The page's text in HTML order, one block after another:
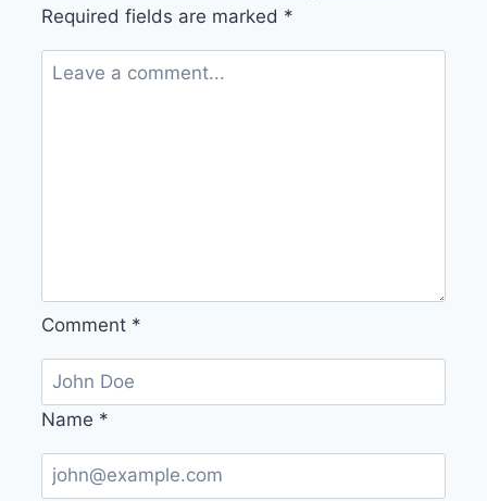
Required fields are marked *
Comment *
Name *